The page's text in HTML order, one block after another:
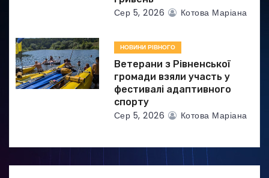
Сер 5, 2026 Котова Маріана
НОВИНИ РІВНОГО
Ветерани з Рівненської
громади взяли участь у
фестивалі адаптивного
спорту
Сер 5, 2026 Котова Маріана